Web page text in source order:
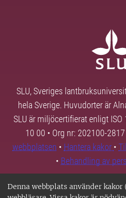
Denna webbplats använder
SLU, Sveriges
hela Sverige. Huvudorter är
SLU är miljöcertifierat enligt
10 00 • Org nr: 202100-2817
webbplatsen • Hantera kakor •
• Behandling av